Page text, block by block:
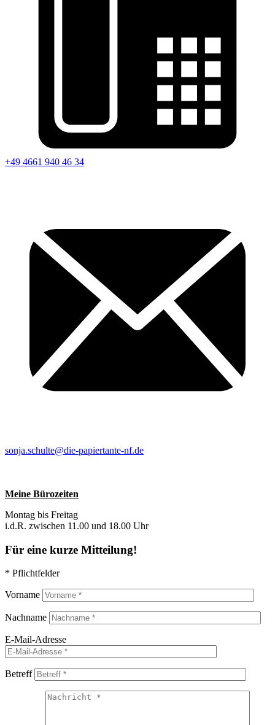
+49 4661 940 46 34
sonja.schulte@die-papiertante-nf.de
Meine Bürozeiten
Montag bis Freitag
i.d.R. zwischen 11.00 und 18.00 Uhr
Für eine kurze Mitteilung!
* Pflichtfelder
Vorname
Nachname
E-Mail-Adresse
Betreff